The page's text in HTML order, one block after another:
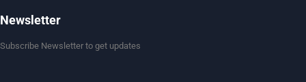
Newsletter
Subscribe Newsletter to get updates